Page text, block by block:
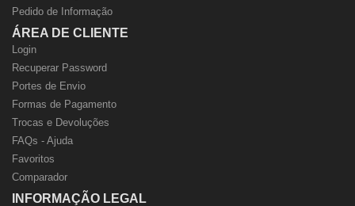
Pedido de Informação
ÁREA DE CLIENTE
Login
Recuperar Password
Portes de Envio
Formas de Pagamento
Trocas e Devoluções
FAQs - Ajuda
Favoritos
Comparador
INFORMAÇÃO LEGAL